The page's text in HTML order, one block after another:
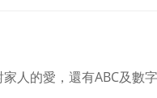
人的愛，還有ABC及數